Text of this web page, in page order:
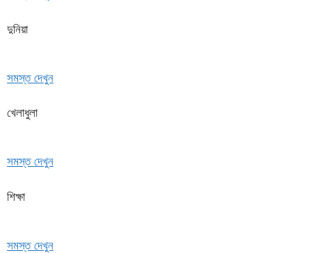
দুনিয়া
সমস্ত দেখুন
খেলাধুলা
সমস্ত দেখুন
শিক্ষা
সমস্ত দেখুন